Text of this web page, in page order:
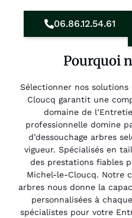
06.86.12.54.61
Pourquoi
Sélectionner nos solutions
Cloucq garantit une
domaine de
professionnelle domine
d’dessouchage arbres
vigueur. Spécialisés en
des prestations fiables
Michel-le-Cloucq. Notre
arbres nous donne la
personnalisées à
spécialistes pour votre